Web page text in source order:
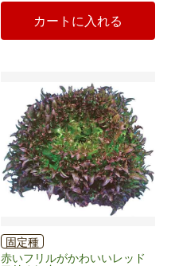
カートに入れる
固定種
赤いフリルがかわいいレッド